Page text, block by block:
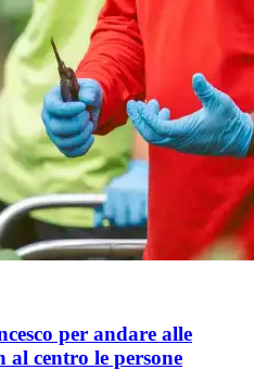
per andare alle
centro le persone